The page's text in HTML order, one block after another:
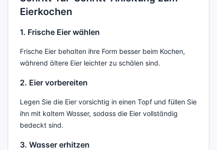
Eierkochen
1. Frische Eier wählen
Frische Eier behalten ihre Form besser beim Kochen,
während ältere Eier leichter zu schälen sind.
2. Eier vorbereiten
Legen Sie die Eier vorsichtig in einen Topf und füllen Sie
ihn mit kaltem Wasser, sodass die Eier vollständig
bedeckt sind.
3. Wasser erhitzen